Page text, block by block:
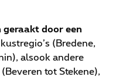
geraakt door een
(Bredene,
alsook andere
tot Stekene),